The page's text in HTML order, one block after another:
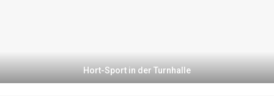
Hort-Sport in der Turnhalle